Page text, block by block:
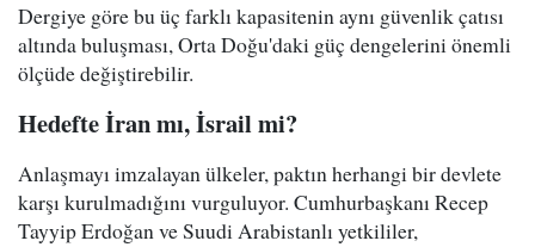
Dergiye göre bu üç farklı kapasitenin aynı güvenlik çatısı
altında buluşması, Orta Doğu'daki güç dengelerini önemli
ölçüde değiştirebilir.
Hedefte İran mı, İsrail mi?
Anlaşmayı imzalayan ülkeler, paktın herhangi bir devlete
karşı kurulmadığını vurguluyor. Cumhurbaşkanı Recep
Tayyip Erdoğan ve Suudi Arabistanlı yetkililer,